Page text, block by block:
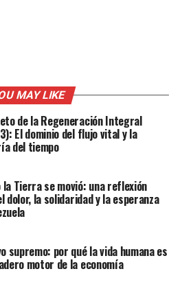
MAY LIKE
de la Regeneración Integral
El dominio del flujo vital y la
del tiempo
la Tierra se movió: una reflexión
dolor, la solidaridad y la esperanza
supremo: por qué la vida humana es
motor de la economía